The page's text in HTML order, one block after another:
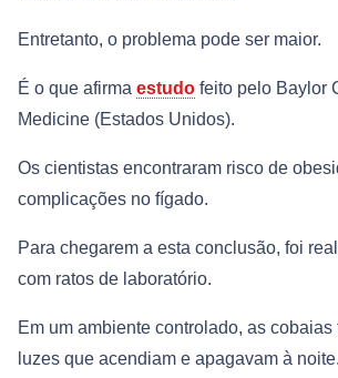
Entretanto, o problema pode ser maior.
É o que afirma estudo feito pelo Baylor
Medicine (Estados Unidos).
Os cientistas encontraram risco de
complicações no fígado.
Para chegarem a esta conclusão, foi
com ratos de laboratório.
Em um ambiente controlado, as cobaias
luzes que acendiam e apagavam à noite.